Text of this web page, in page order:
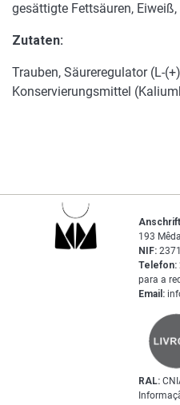
gesättigte Fettsäuren, Eiweiß,
Zutaten:
Trauben, Säureregulator (L-
Konservierungsmittel
193 Mêda
NIF:
Telefon:
para a
Email:
RAL: